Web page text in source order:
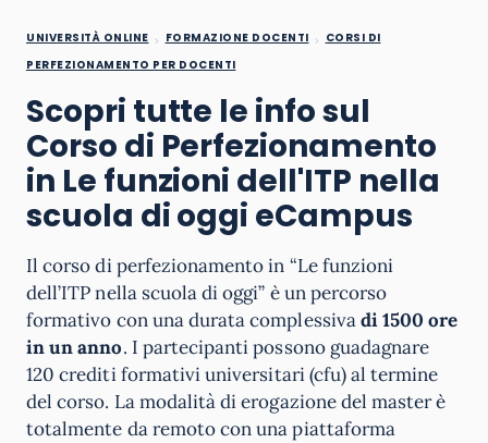
UNIVERSITÀ ONLINE FORMAZIONE DOCENTI
CORSI DI
PERFEZIONAMENTO PER DOCENTI
Scopri tutte le info sul
Corso di Perfezionamento
in Le funzioni dell'ITP nella
scuola di oggi eCampus
Il corso di perfezionamento in “Le funzioni
dell’ITP nella scuola di oggi” è un percorso
formativo con una durata complessivadi 1500 ore
in un anno. I partecipanti possono guadagnare
120 crediti formativi universitari (cfu) al termine
del corso. La modalità di erogazione del master è
totalmente da remoto con una piattaforma